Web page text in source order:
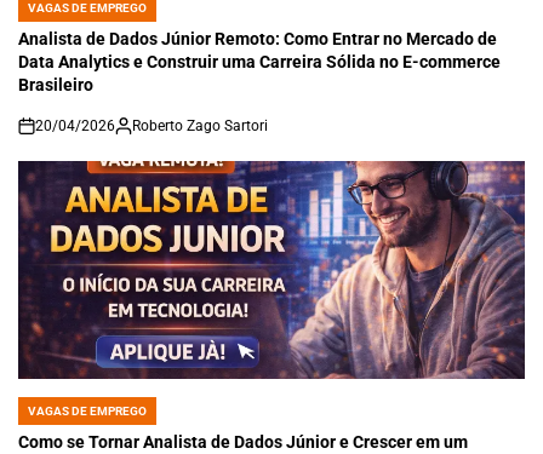
POSTED
IN
VAGAS DE EMPREGO
Analista de Dados Júnior Remoto: Como Entrar no Mercado de
Data Analytics e Construir uma Carreira Sólida no E-commerce
Brasileiro
on
20/04/2026 Roberto Zago Sartori
POSTED
IN
VAGAS DE EMPREGO
Como se Tornar Analista de Dados Júnior e Crescer em um